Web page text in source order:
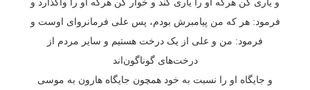
و یاری کن هرکه او را یاری کند و خوار کن هرکه او را وا‌گذارد و
فرمود: هر که من پیامبرش بودم، پس علی فرمانروای اوست و
فرمود: من و علی از یک درخت هستیم و سایر مردم از
درخت‌های گوناگون‌اند
و جایگاه او را نسبت به خود همچون جایگاه هارون به موسی